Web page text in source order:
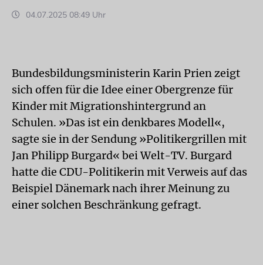
04.07.2025 08:49 Uhr
Bundesbildungsministerin Karin Prien zeigt
sich offen für die Idee einer Obergrenze für
Kinder mit Migrationshintergrund an
Schulen. »Das ist ein denkbares Modell«,
sagte sie in der Sendung »Politikergrillen mit
Jan Philipp Burgard« bei Welt-TV. Burgard
hatte die CDU-Politikerin mit Verweis auf das
Beispiel Dänemark nach ihrer Meinung zu
einer solchen Beschränkung gefragt.